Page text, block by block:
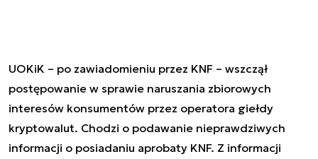
UOKiK – po zawiadomieniu przez KNF – wszczął
postępowanie w sprawie naruszania zbiorowych
interesów konsumentów przez operatora giełdy
kryptowalut. Chodzi o podawanie nieprawdziwych
informacji o posiadaniu aprobaty KNF. Z informacji